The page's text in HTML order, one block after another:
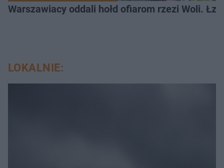
Warszawiacy oddali hołd ofiarom rzezi Woli.
LOKALNIE: